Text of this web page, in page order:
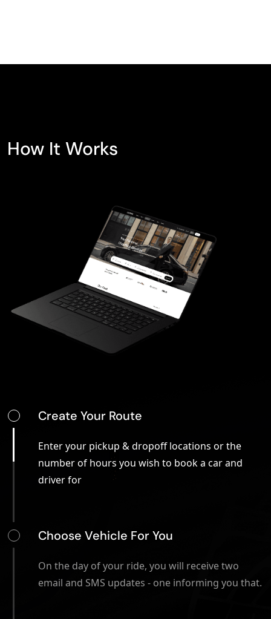
How It Works
Create Your Route
Enter your pickup & dropoff locations or the
number of hours you wish to book a car and
driver for
Choose Vehicle For You
On the day of your ride, you will receive two
email and SMS updates - one informing you that.